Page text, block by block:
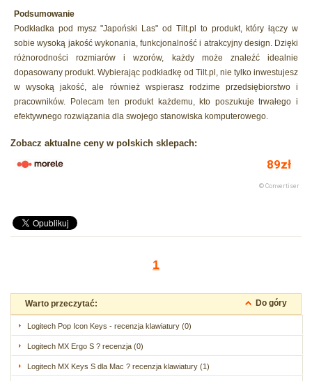
Podsumowanie
Podkładka pod mysz "Japoński Las" od Tilt.pl to produkt, który łączy w
sobie wysoką jakość wykonania, funkcjonalność i atrakcyjny design. Dzięki
różnorodności rozmiarów i wzorów, każdy może znaleźć idealnie
dopasowany produkt. Wybierając podkładkę od Tilt.pl, nie tylko inwestujesz
w wysoką jakość, ale również wspierasz rodzime przedsiębiorstwo i
pracowników. Polecam ten produkt każdemu, kto poszukuje trwałego i
efektywnego rozwiązania dla swojego stanowiska komputerowego.
Zobacz aktualne ceny w polskich sklepach:
1
Warto przeczytać: Do góry
Logitech Pop Icon Keys - recenzja klawiatury (0)
Logitech MX Ergo S ? recenzja (0)
Logitech MX Keys S dla Mac ? recenzja klawiatury (1)